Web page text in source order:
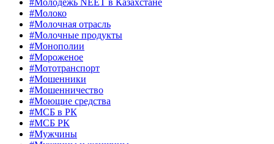
#Молодёжь NEET в Казахстане
#Молоко
#Молочная отрасль
#Молочные продукты
#Монополии
#Мороженое
#Мототранспорт
#Мошенники
#Мошенничество
#Моющие средства
#МСБ в РК
#МСБ РК
#Мужчины